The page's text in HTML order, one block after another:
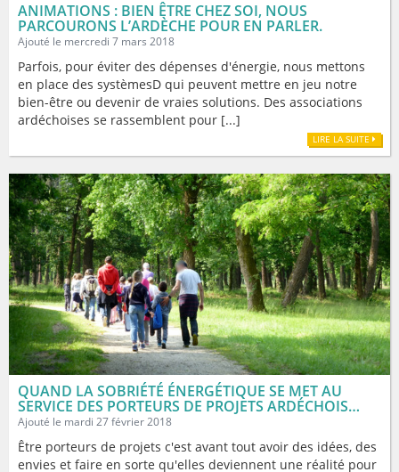
ANIMATIONS : BIEN ÊTRE CHEZ SOI, NOUS
PARCOURONS L’ARDÈCHE POUR EN PARLER.
Ajouté le mercredi 7 mars 2018
Parfois, pour éviter des dépenses d'énergie, nous mettons
en place des systèmesD qui peuvent mettre en jeu notre
bien-être ou devenir de vraies solutions. Des associations
ardéchoises se rassemblent pour [...]
LIRE LA SUITE
QUAND LA SOBRIÉTÉ ÉNERGÉTIQUE SE MET AU
SERVICE DES PORTEURS DE PROJETS ARDÉCHOIS…
Ajouté le mardi 27 février 2018
Être porteurs de projets c'est avant tout avoir des idées, des
envies et faire en sorte qu'elles deviennent une réalité pour